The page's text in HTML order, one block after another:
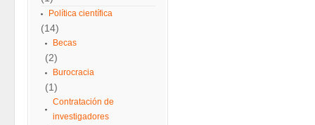
Política científica
(14)
Becas
(2)
Burocracia
(1)
Contratación de
investigadores